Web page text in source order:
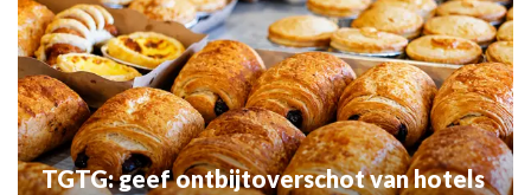
TGTG: geef ontbijtoverschot van hotels